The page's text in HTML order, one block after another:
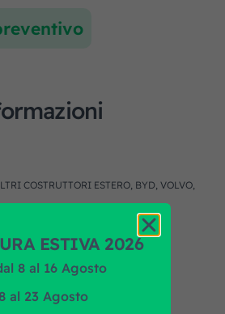
COSTRUTTORI ESTERO, BYD, VOLVO,
ESTIVA 2026
8 al 16 Agosto
al 23 Agosto